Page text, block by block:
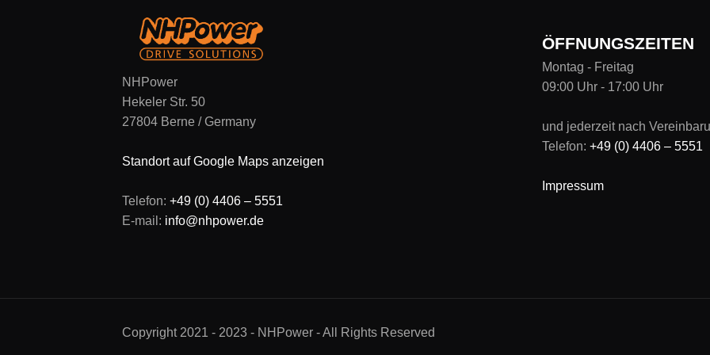
NHPower
Hekeler Str. 50
27804 Berne / Germany
Standort auf Google Maps anzeigen
Telefon: +49 (0) 4406 – 5551
E-mail: info@nhpower.de
ÖFFNUNGSZEITEN
Montag - Freitag
09:00 Uhr - 17:00 Uhr
und jederzeit nach
Telefon: +49 (0) 4406 – 5551
Impressum
Copyright 2021 - 2023 - NHPower - All Rights Reserved